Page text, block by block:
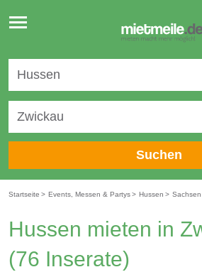
Toggle
navigation
Suchen
Startseite > Events, Messen & Partys> Hussen > Sachsen
Hussen mieten in
(76 Inserate)